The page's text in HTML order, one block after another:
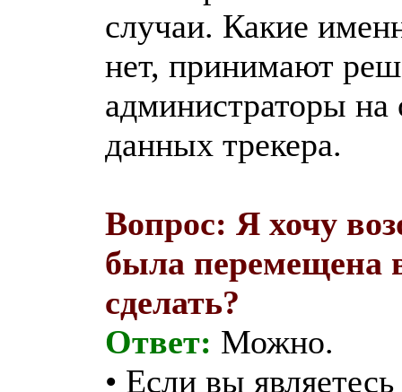
случаи. Какие
нет, принимают
администраторы на
данных трекера.
Вопрос: Я хочу
была перемещена
сделать?
Ответ: Можно.
• Если вы